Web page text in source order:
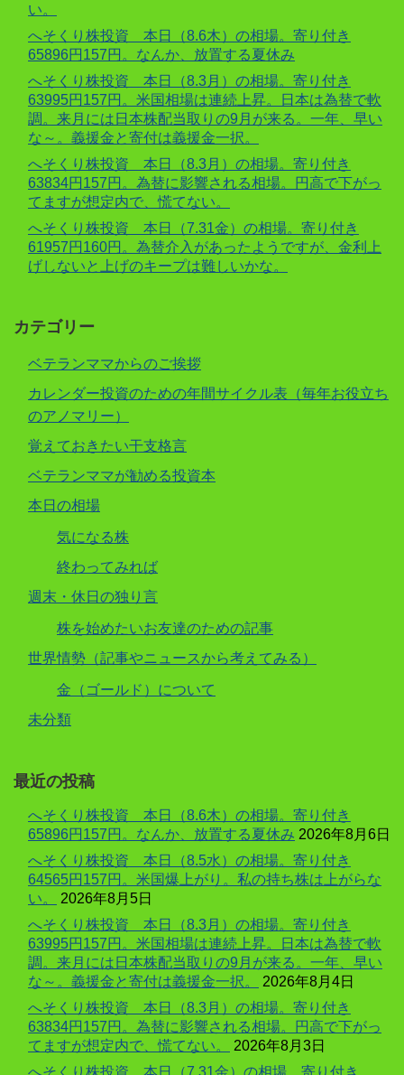
い。
へそくり株投資 本日（8.6木）の相場。寄り付き
65896円157円。なんか、放置する夏休み
へそくり株投資 本日（8.3月）の相場。寄り付き
63995円157円。米国相場は連続上昇。日本は為替で軟
調。来月には日本株配当取りの9月が来る。一年、早い
な～。義援金と寄付は義援金一択。
へそくり株投資 本日（8.3月）の相場。寄り付き
63834円157円。為替に影響される相場。円高で下がっ
てますが想定内で、慌てない。
へそくり株投資 本日（7.31金）の相場。寄り付き
61957円160円。為替介入があったようですが、金利上
げしないと上げのキープは難しいかな。
カテゴリー
ベテランママからのご挨拶
カレンダー投資のための年間サイクル表（毎年お役立ち
のアノマリー）
覚えておきたい干支格言
ベテランママが勧める投資本
本日の相場
気になる株
終わってみれば
週末・休日の独り言
株を始めたいお友達のための記事
世界情勢（記事やニュースから考えてみる）
金（ゴールド）について
未分類
最近の投稿
へそくり株投資 本日（8.6木）の相場。寄り付き
65896円157円。なんか、放置する夏休み 2026年8月6日
へそくり株投資 本日（8.5水）の相場。寄り付き
64565円157円。米国爆上がり。私の持ち株は上がらな
い。
2026年8月5日
へそくり株投資 本日（8.3月）の相場。寄り付き
63995円157円。米国相場は連続上昇。日本は為替で軟
調。来月には日本株配当取りの9月が来る。一年、早い
な～。義援金と寄付は義援金一択。
2026年8月4日
へそくり株投資 本日（8.3月）の相場。寄り付き
63834円157円。為替に影響される相場。円高で下がっ
てますが想定内で、慌てない。
2026年8月3日
へそくり株投資 本日（7.31金）の相場。寄り付き